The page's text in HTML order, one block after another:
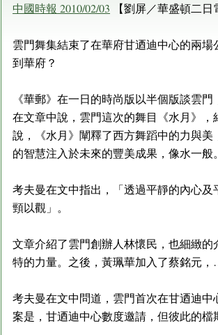
中國時報 2010/02/03 【劉屏／華盛頓二日
雲門舞集結束了在華府甘迺迪中心的兩
到華府？
《華郵》在一日的時尚版以半個版談雲
在文章中說，雲門這次的舞目《水月》
說，《水月》闡釋了西方舞蹈中的力與
的智慧注入於未來的豐美成果，像水一般
考夫曼在文中指出，「透過平靜的內心
頸以觀」。
文章介紹了雲門創辦人林懷民，也細緻
特的力量。之後，黃珮華加入了蔡銘元
考夫曼在文中問道，雲門首次在甘迺迪
案是，甘迺迪中心數度邀請，但彼此的檔